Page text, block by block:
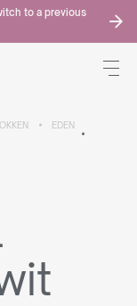
to a previous
EDEN